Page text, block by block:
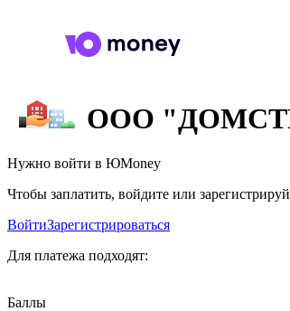
ООО
Нужно войти в ЮMoney
Чтобы заплатить, войдите или
ВойтиЗарегистрироваться
Для платежа подходят:
Баллы